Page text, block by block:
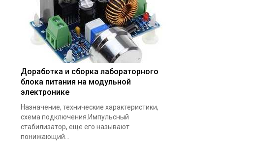
Доработка и сборка лабораторного
блока питания на модульной
электронике
Назначение, технические характеристики,
схема подключения.Импульсный
стабилизатор, еще его называют
понижающий...